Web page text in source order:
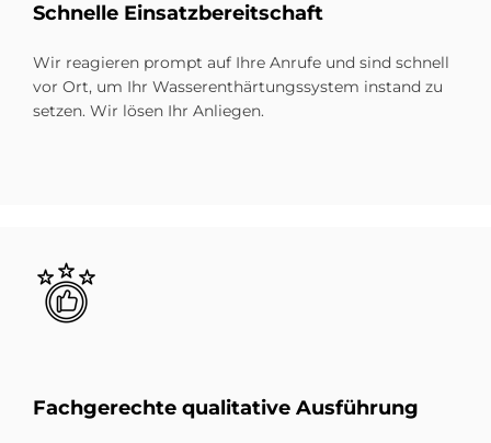
Schnel­le Ein­satz­be­reit­schaft
Wir reagieren prompt auf Ihre Anrufe und sind schnell
vor Ort, um Ihr Wasserenthärtungssystem instand zu
setzen. Wir lösen Ihr Anliegen.
Bild
Fach­ge­rech­te qua­li­ta­ti­ve Aus­füh­rung